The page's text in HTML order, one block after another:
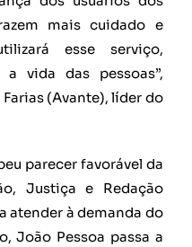
mais cuidado e
esse serviço,
vida das pessoas”,
(Avante), líder do
parecer favorável da
Justiça e Redação
atender à demanda do
João Pessoa passa a